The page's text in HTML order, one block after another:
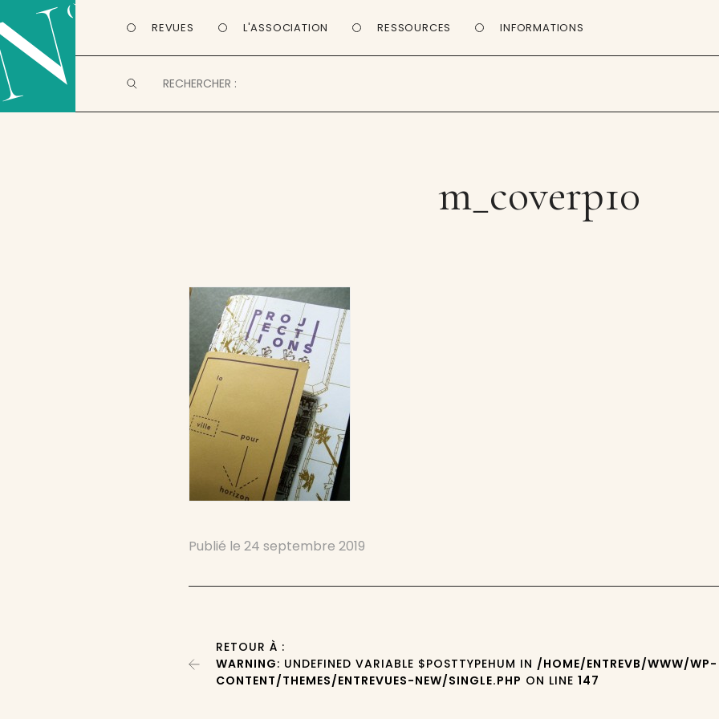
REVUES L'ASSOCIATION RESSOURCES INFORMATIONS
m_coverp10
Publié le24 septembre 2019
RETOUR À :
WARNING: UNDEFINED VARIABLE $POSTTYPEHUM IN /HOME/ENTREVB/WWW/WP-
CONTENT/THEMES/ENTREVUES-NEW/SINGLE.PHP ON LINE147